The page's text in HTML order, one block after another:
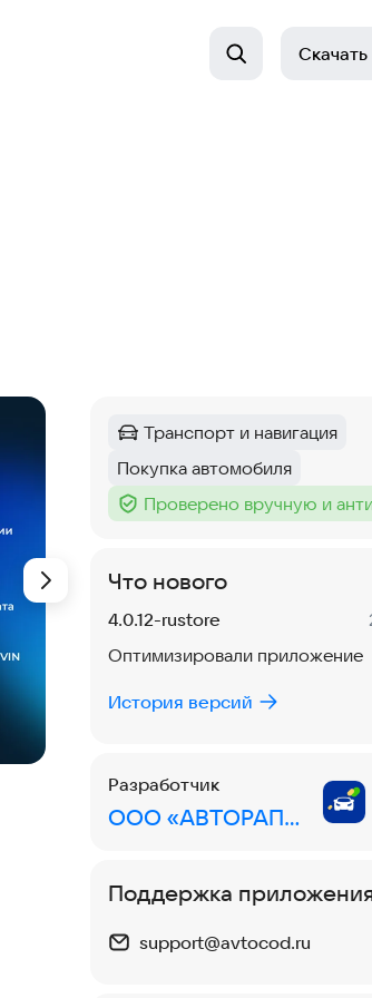
Скачать
Категория:
Транспорт и навигация
Тег:
Покупка автомобиля
Тег :
Проверено вручную и
Что нового
Версия:
4.0.12-rustore
Оптимизировали приложение
История версий
Разработчик
ООО «АВТОРАПОРТ»
Поддержка
support@avtocod.ru